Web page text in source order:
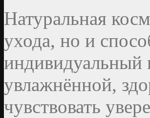
Натуральная
ухода, но и
индивидуальный
увлажнённой,
чувствовать